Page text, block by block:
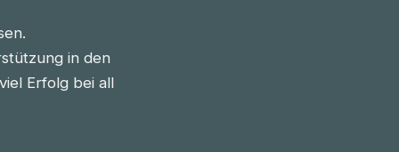
in den
Erfolg bei all